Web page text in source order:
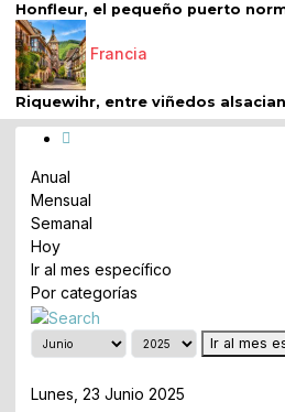
Honfleur, el pequeño puerto
Francia
Riquewihr, entre viñedos
Anual
Mensual
Semanal
Hoy
Ir al mes específico
Por categorías
Ir al mes
Lunes, 23 Junio 2025